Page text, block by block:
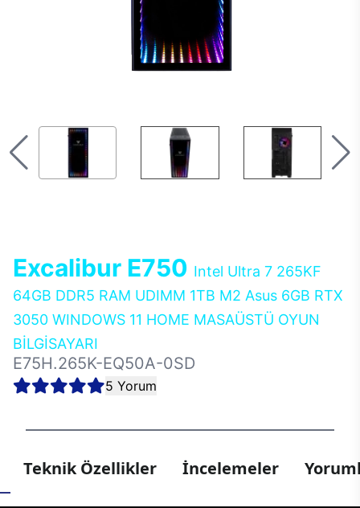
Excalibur E750 Intel Ultra 7 265KF
64GB DDR5 RAM UDIMM 1TB M2 Asus 6GB RTX
3050 WINDOWS 11 HOME MASAÜSTÜ OYUN
BİLGİSAYARI
E75H.265K-EQ50A-0SD
5 Yorum
Teknik Özellikler İncelemeler